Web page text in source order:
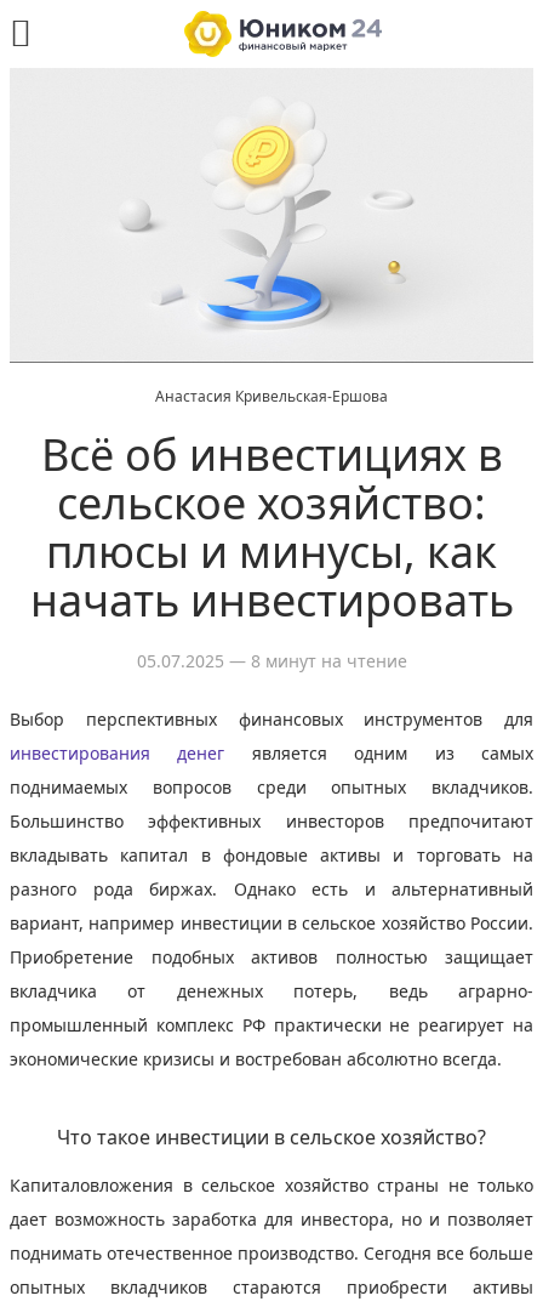
Анастасия Кривельская-Ершова
Всё об инвестициях в
сельское хозяйство:
плюсы и минусы, как
начать инвестировать
05.07.2025 — 8 минут на чтение
Выбор перспективных финансовых инструментов для
инвестирования денег является одним из самых
поднимаемых вопросов среди опытных вкладчиков.
Большинство эффективных инвесторов предпочитают
вкладывать капитал в фондовые активы и торговать на
разного рода биржах. Однако есть и альтернативный
вариант, например инвестиции в сельское хозяйство России.
Приобретение подобных активов полностью защищает
вкладчика от денежных потерь, ведь аграрно-
промышленный комплекс РФ практически не реагирует на
экономические кризисы и востребован абсолютно всегда.
Что такое инвестиции в сельское хозяйство?
Капиталовложения в сельское хозяйство страны не только
дает возможность заработка для инвестора, но и позволяет
поднимать отечественное производство. Сегодня все больше
опытных вкладчиков стараются приобрести активы